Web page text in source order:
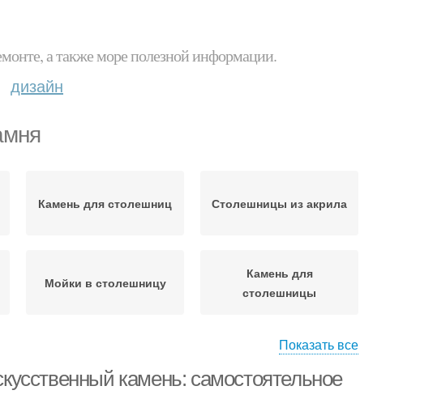
а также море полезной информации.
дизайн
Камень для столешниц Столешницы из акрила
Мойки в столешницу
Камень для
столешницы
акрилового камня
Показать все
камень: самостоятельное